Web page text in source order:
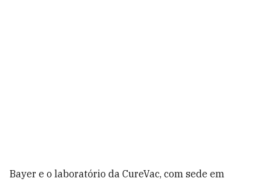
Bayer e o laboratório da CureVac, com sede em